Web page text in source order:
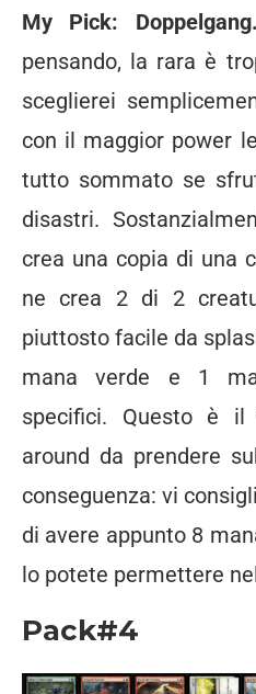
My Pick: Doppelgang.
pensando, la rara è
sceglierei
con il maggior power
tutto sommato se
disastri.
crea una copia di una
ne crea 2 di 2
piuttosto facile da
mana verde e 1
specifici. Questo è
around da prendere
conseguenza: vi
di avere appunto 8
lo potete permettere
Pack#4